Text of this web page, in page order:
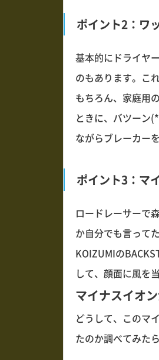
ポイント2：ワ
基本的にドライヤ
のもあります。こ
もちろん、家庭用
ときに、バツーン
ながらブレーカー
ポイント3：マ
ロードレーサーで
か自分でも言って
KOIZUMIの
して、顔面に風を
マイナスイオ
どうして、このマ
たのか調べてみた